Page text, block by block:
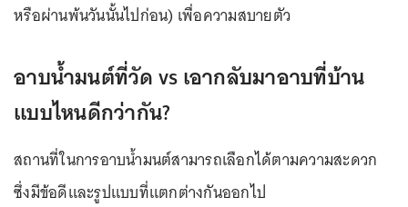
หรือผ่านพ้นวันนั้นไปก่อน) เพื่อความสบายตัว
อาบน้ำมนต์ที่วัด vs เอากลับมาอาบที่บ้าน
แบบไหนดีกว่ากัน?
สถานที่ในการอาบน้ำมนต์สามารถเลือกได้ตามความสะดวก
ซึ่งมีข้อดีและรูปแบบที่แตกต่างกันออกไป